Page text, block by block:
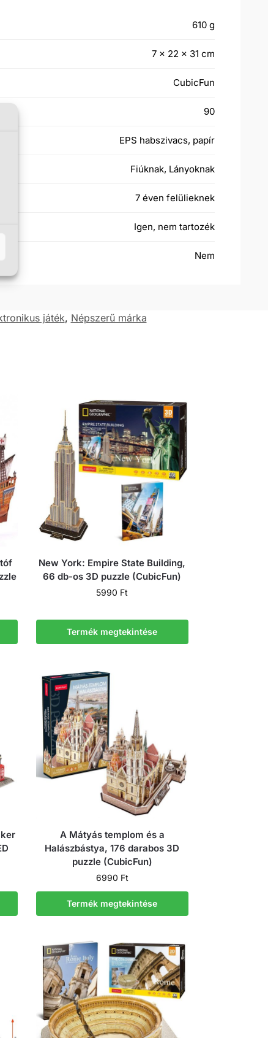
610 g
7 × 22 × 31 cm
CubicFun
90
EPS habszivacs, papír
Fiúknak, Lányoknak
7 éven felülieknek
Igen, nem tartozék
Nem
játék, Népszerű márka
New York: Empire State Building,
66 db-os 3D puzzle (CubicFun)
5990 Ft
Termék megtekintése
A Mátyás templom és a
Halászbástya, 176 darabos 3D
puzzle (CubicFun)
6990 Ft
Termék megtekintése